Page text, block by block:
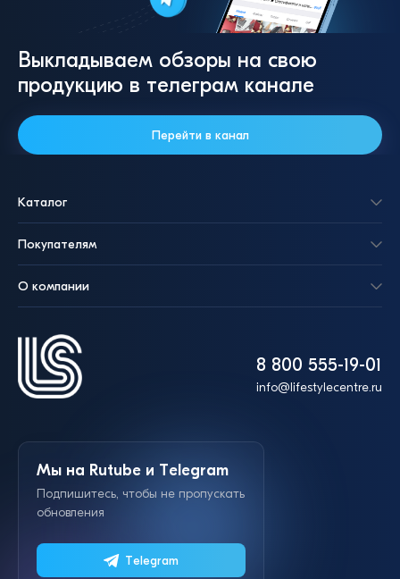
Выкладываем обзоры на свою
продукцию в телеграм канале
Перейти в канал
8 800 555-19-01
info@lifestylecentre.ru
Каталог
Покупателям
О компании
Мы на Rutube и Telegram
Подпишитесь, чтобы не пропускать
обновления
Telegram